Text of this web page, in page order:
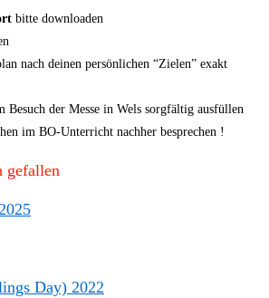
bitte downloaden
nach deinen persönlichen “Zielen” exakt
Besuch der Messe in Wels sorgfältig ausfüllen
im BO-Unterricht nachher besprechen !
gefallen
Day) 2022